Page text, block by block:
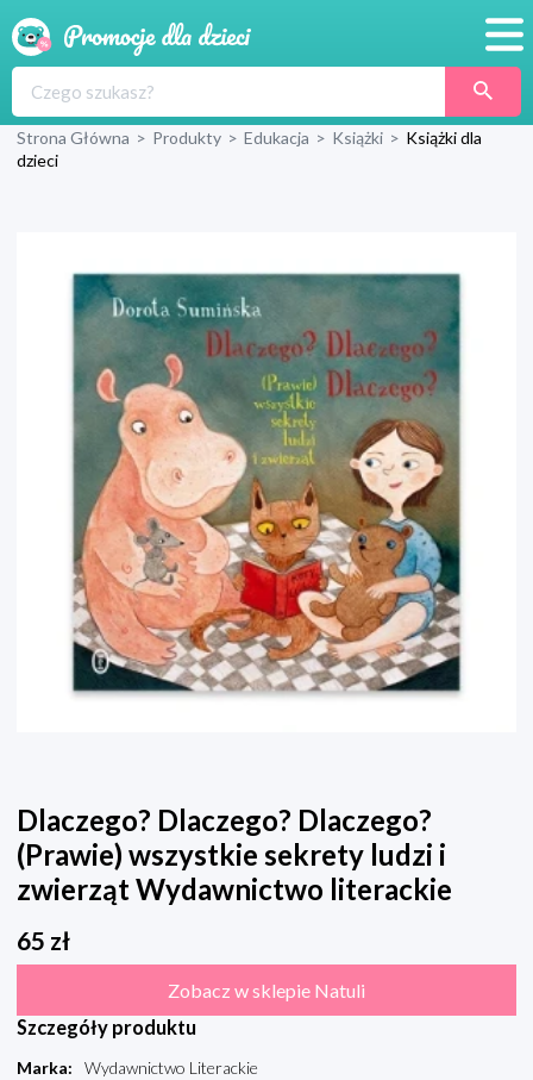
Produkty
Wyprawka
Strona Główna > Produkty > Edukacja > Książki > Książki dla
dzieci
Dlaczego? Dlaczego? Dlaczego?
(Prawie) wszystkie sekrety ludzi i
zwierząt Wydawnictwo literackie
65 zł
Zobacz w sklepie Natuli
Szczegóły produktu
Marka:
Wydawnictwo Literackie